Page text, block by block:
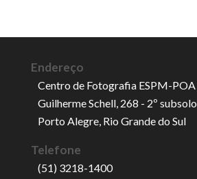
Endereço
Centro de Fotografia ESPM-POA
Guilherme Schell, 268 - 2º subsolo
Porto Alegre, Rio Grande do Sul
Telefone
(51) 3218-1400